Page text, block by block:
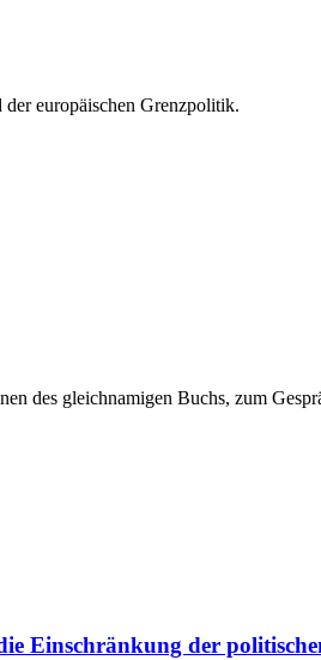
europäischen Grenzpolitik.
des gleichnamigen Buchs, zum
Einschränkung der